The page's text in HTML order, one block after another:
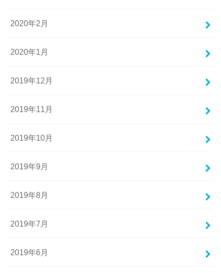
2020年2月
2020年1月
2019年12月
2019年11月
2019年10月
2019年9月
2019年8月
2019年7月
2019年6月